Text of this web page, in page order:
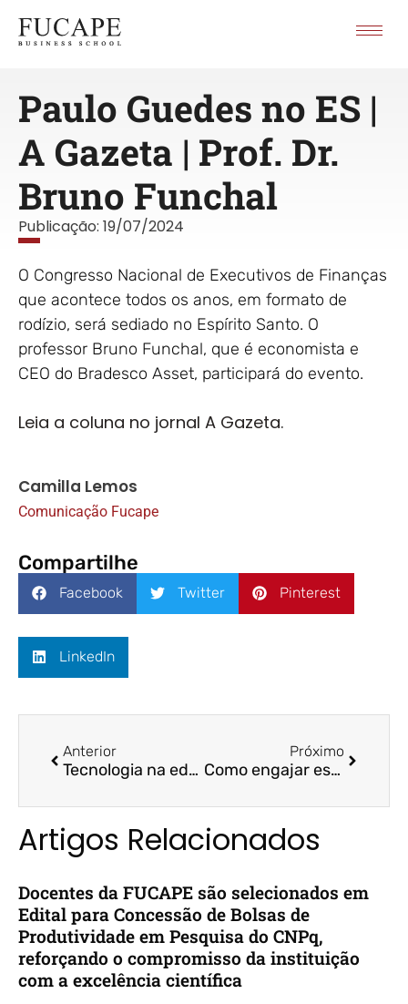
Paulo Guedes no ES |
A Gazeta | Prof. Dr.
Bruno Funchal
Publicação: 19/07/2024
O Congresso Nacional de Executivos de Finanças
que acontece todos os anos, em formato de
rodízio, será sediado no Espírito Santo. O
professor Bruno Funchal, que é economista e
CEO do Bradesco Asset, participará do evento.
Leia a coluna no jornal A Gazeta.
Camilla Lemos
Comunicação Fucape
Compartilhe
Facebook Twitter Pinterest
LinkedIn
Anterior
Tecnologia na educação: inspiração para o futuro | Folha Vitória | Prof. Dr. Octavio Locatelli
Próximo
Como engajar estudantes na era da informação rápida | Folha Vitória | Rubia Bottacine
Artigos Relacionados
Docentes da FUCAPE são selecionados em
Edital para Concessão de Bolsas de
Produtividade em Pesquisa do CNPq,
reforçando o compromisso da instituição
com a excelência científica